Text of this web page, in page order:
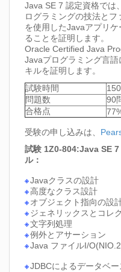
Java SE 7 認定資格では
ログラミングの技法と
を使用したJavaアプリ
ることを証明します。
Oracle Certified Java
Javaプログラミング言
キルを証明します。
試験時間
問題数
90
合格点
受験の申し込みは、
試験 1Z0-804:Java SE
ル：
Javaクラスの設計
高度なクラス設計
オブジェクト指向の設
ジェネリックスとコレ
文字列処理
例外とアサーション
Java ファイルI/
JDBCによるデータベ